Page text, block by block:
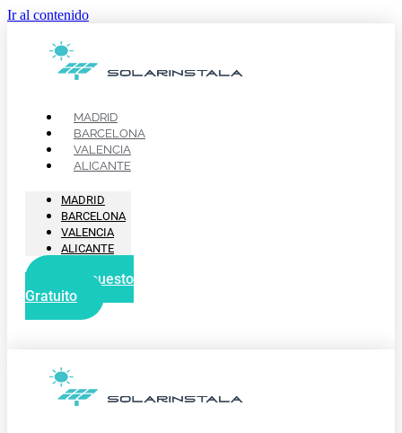
Ir al contenido
MADRID
BARCELONA
VALENCIA
ALICANTE
MADRID
BARCELONA
VALENCIA
ALICANTE
Presupuesto
Gratuito